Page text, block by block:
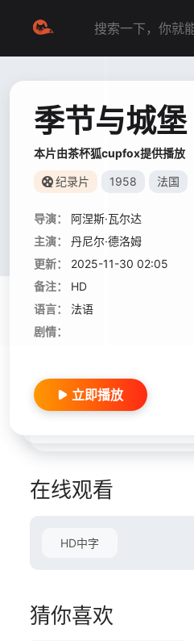
季节与城堡
本片由茶杯狐cupfox提供播放
纪录片 1958 法国
导演：
阿涅斯·瓦尔达
主演：
丹尼尔·德洛姆
更新：
2025-11-30 02:05
备注：
HD
语言：
法语
剧情：
立即播放
在线观看
HD中字
猜你喜欢